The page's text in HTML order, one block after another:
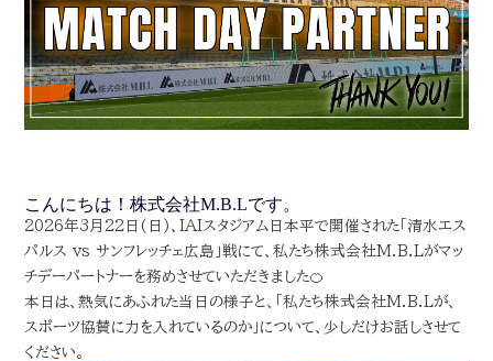
こんにちは！株式会社M.B.Lです。
2026年3月22日(日)、IAIスタジアム日本平で開催された「清水エス
パルス vs サンフレッチェ広島」戦にて、私たち株式会社M.B.Lがマッ
チデーパートナーを務めさせていただきました🍊
本日は、熱気にあふれた当日の様子と、「私たち株式会社M.B.Lが、
スポーツ協賛に力を入れているのか」について、少しだけお話しさせて
ください。